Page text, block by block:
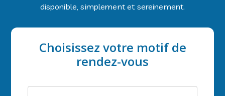
disponible, simplement et sereinement.
Choisissez votre motif de
rendez-vous